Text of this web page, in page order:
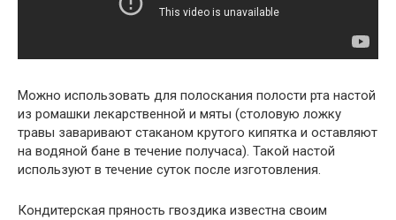
Можно использовать для полоскания полости рта настой
из ромашки лекарственной и мяты (столовую ложку
травы заваривают стаканом крутого кипятка и оставляют
на водяной бане в течение получаса). Такой настой
используют в течение суток после изготовления.
Кондитерская пряность гвоздика известна своим